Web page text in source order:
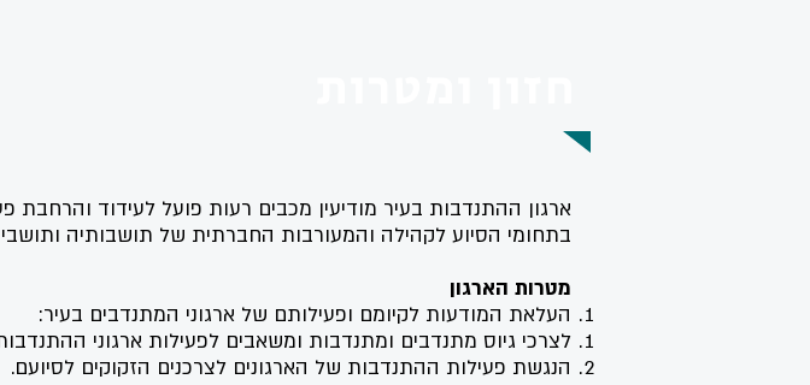
ארגון ההתנדבות בעיר מודיעין מכבים רעות פועל לעידוד
בתחומי הסיוע לקהילה והמעורבות החברתית של תושבותיה
מטרות הארגון
העלאת המודעות לקיומם ופעילותם של ארגוני המתנדבים בעיר:
לצרכי גיוס מתנדבים ומתנדבות ומשאבים לפעילות ארגוני
הנגשת פעילות ההתנדבות של הארגונים לצרכנים הזקוקים לסיועם.